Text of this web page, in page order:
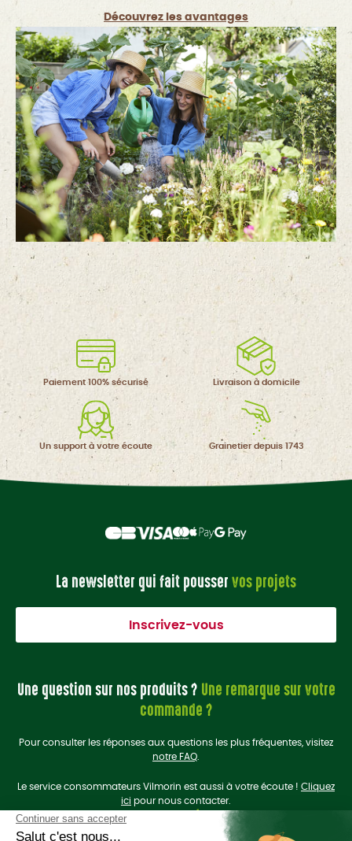
Découvrez les avantages
Paiement 100% sécurisé Livraison à domicile
Un support à votre écoute Grainetierdepuis 1743
La newsletter qui fait pousservos projets
Inscrivez-vous
Une question sur nos produits ? Une remarque sur votre
commande ?
Pour consulter les réponses aux questions les plus fréquentes, visitez
notre FAQ
Le service consommateurs Vilmorin est aussi à votre écoute ! Cliquez
ici pour nous contacter.
On se retrouve sur lesréseaux sociaux